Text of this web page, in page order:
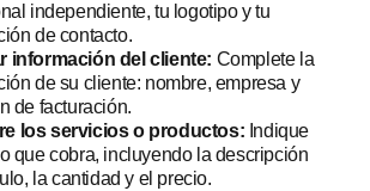
independiente, tu logotipo y tu
de contacto.
información del cliente: Complete la
de su cliente: nombre, empresa y
de facturación.
los servicios o productos: Indique
que cobra, incluyendo la descripción
la cantidad y el precio.